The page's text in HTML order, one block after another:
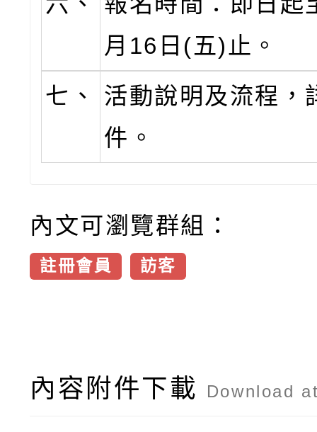
月16日(五)止。
七、
活動說明及流程，
件。
內文可瀏覽群組：
註冊會員 訪客
內容附件下載 Download